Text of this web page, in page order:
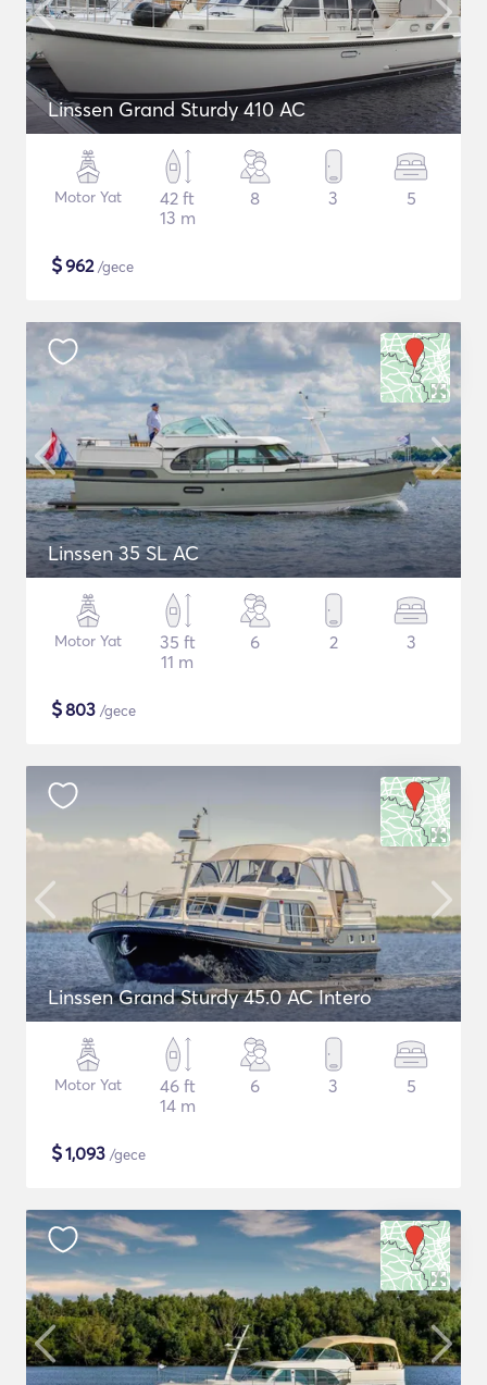
Linssen Grand Sturdy 410 AC
Motor Yat
42 ft
13 m
8 3 5
$962/gece
Linssen 35 SL AC
Motor Yat
35 ft
11 m
6 2 3
$803 /gece
Linssen Grand Sturdy 45.0 AC Intero
Motor Yat
46 ft
14 m
6 3 5
$1,093 /gece